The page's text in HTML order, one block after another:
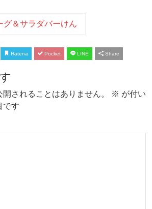
グ＆サラダバーけん
Hatena Pocket LINE Share
されることはありません。 ※ が付い
です